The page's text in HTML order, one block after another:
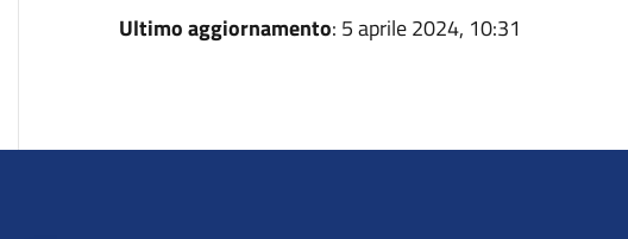
Ultimo aggiornamento: 5 aprile 2024, 10:31